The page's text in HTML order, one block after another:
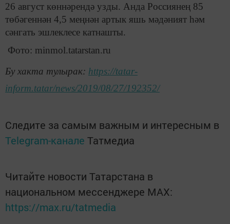
26 август көннәрендә узды. Анда Россиянең 85
төбәгеннән 4,5 меңнән артык яшь мәдәният һәм
сәнгать эшлеклесе катнашты.
Фото: minmol.tatarstan.ru
Бу хакта тулырак: https://tatar-
inform.tatar/news/2019/08/27/192352/
Следите за самым важным и интересным в
Telegram-канале Татмедиа
Читайте новости Татарстана в
национальном мессенджере MАХ:
https://max.ru/tatmedia